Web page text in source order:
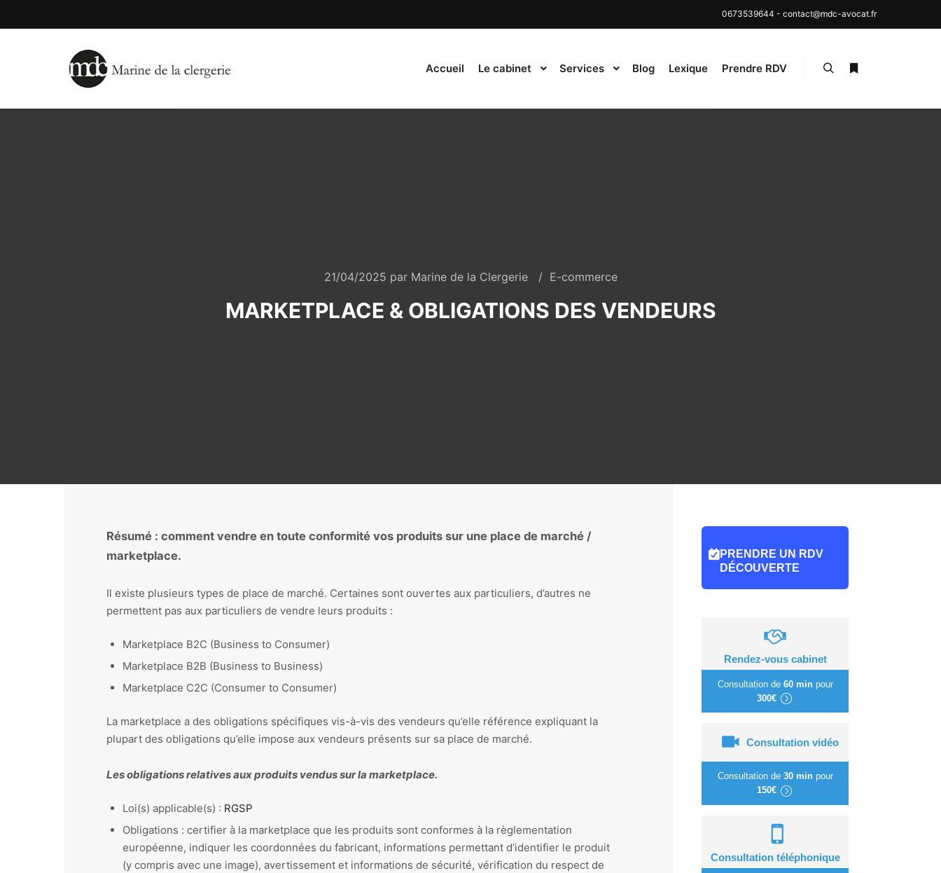
0673539644 - contact@mdc-avocat.fr
Accueil Le cabinet Services Blog Lexique Prendre RDV
21/04/2025 par Marine de la Clergerie E-commerce
MARKETPLACE & OBLIGATIONS DES VENDEURS
Résumé : comment vendre en toute conformité vos produits sur une place de marché /
marketplace.
Il existe plusieurs types de place de marché. Certaines sont ouvertes aux particuliers, d’autres ne
permettent pas aux particuliers de vendre leurs produits :
Marketplace B2C (Business to Consumer)
Marketplace B2B (Business to Business)
Marketplace C2C (Consumer to Consumer)
La marketplace a des obligations spécifiques vis-à-vis des vendeurs qu’elle référence expliquant la
plupart des obligations qu’elle impose aux vendeurs présents sur sa place de marché.
Les obligations relatives aux produits vendus sur la marketplace.
Loi(s) applicable(s) : RGSP
Obligations : certifier à la marketplace que les produits sont conformes à la règlementation
européenne, indiquer les coordonnées du fabricant, informations permettant d’identifier le produit
(y compris avec une image), avertissement et informations de sécurité, vérification du respect de
PRENDRE UN RDV
DÉCOUVERTE
Rendez-vous cabinet
Consultation de 60 minpour
300€
Consultation vidéo
Consultation de 30 minpour
150€
Consultation téléphonique